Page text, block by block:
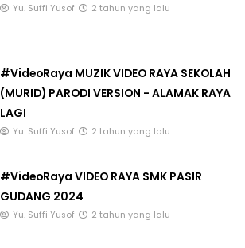
Yu. Suffi Yusof 2 tahun yang lalu
#VideoRaya MUZIK VIDEO RAYA SEKOLAH
(MURID) PARODI VERSION - ALAMAK RAYA
LAGI
Yu. Suffi Yusof 2 tahun yang lalu
#VideoRaya VIDEO RAYA SMK PASIR
GUDANG 2024
Yu. Suffi Yusof 2 tahun yang lalu